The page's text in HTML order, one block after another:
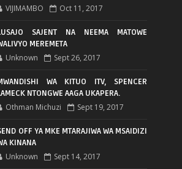
VIJIMAMBO Oct 11, 2017
SAJENT NA NEEMA MATOWE
MEREMETA
Unknown Sept 26, 2017
WA KITUO ITV, SPENCER
NTONGWE AAGA UKAPERA.
Othman Michuzi Sept 19, 2017
OFF YA MKE MTARAJIWA WA MSAIDIZI
KINANA
Unknown Sept 14, 2017